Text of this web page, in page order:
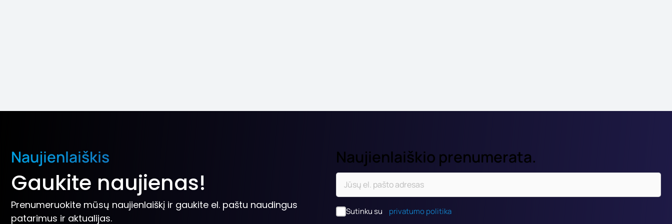
Naujienlaiškis
Gaukite naujienas!
Prenumeruokite mūsų naujienlaiškį ir gaukite el. paštu naudingus
patarimus ir aktualijas.
Naujienlaiškio prenumerata.
Sutinku su privatumo politika